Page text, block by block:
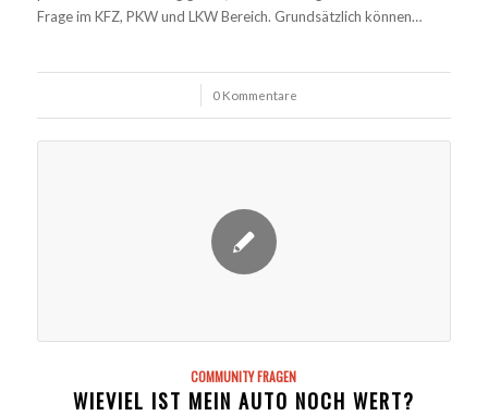
Frage im KFZ, PKW und LKW Bereich. Grundsätzlich können…
0 Kommentare
COMMUNITY FRAGEN
WIEVIEL IST MEIN AUTO NOCH WERT?